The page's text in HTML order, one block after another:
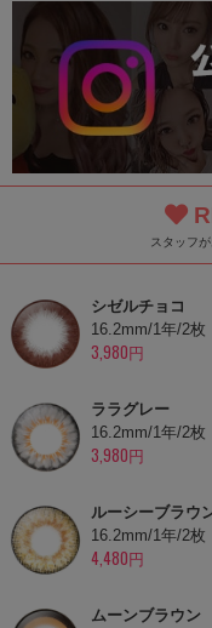
スタッフ
シゼルチョコ
16.2mm/1年/2枚
3,980円
ララグレー
16.2mm/1年/2枚
3,980円
ルーシーブラウ
16.2mm/1年/2枚
4,480円
ムーンブラウン